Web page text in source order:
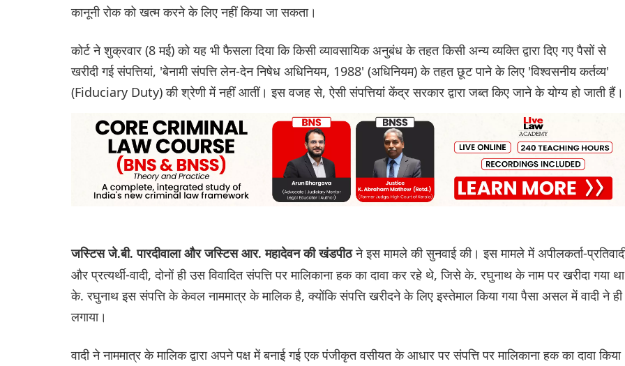
कानूनी रोक को खत्म करने के लिए नहीं किया जा सकता।
कोर्ट ने शुक्रवार (8 मई) को यह भी फैसला दिया कि किसी व्यावसायिक अनुबंध के तहत किसी अन्य व्यक्ति द्वारा दिए गए पैसों से
खरीदी गई संपत्तियां, 'बेनामी संपत्ति लेन-देन निषेध अधिनियम, 1988' (अधिनियम) के तहत छूट पाने के लिए 'विश्वसनीय कर्तव्य'
(Fiduciary Duty) की श्रेणी में नहीं आतीं। इस वजह से, ऐसी संपत्तियां केंद्र सरकार द्वारा जब्त किए जाने के योग्य हो जाती हैं।
जस्टिस जे.बी. पारदीवाला और जस्टिस आर. महादेवन की खंडपीठने इस मामले की सुनवाई की। इस मामले में अपीलकर्ता-
और प्रत्यर्थी-वादी, दोनों ही उस विवादित संपत्ति पर मालिकाना हक का दावा कर रहे थे, जिसे के. रघुनाथ के नाम पर खरीदा गया
के. रघुनाथ इस संपत्ति के केवल नाममात्र के मालिक है, क्योंकि संपत्ति खरीदने के लिए इस्तेमाल किया गया पैसा असल में वादी ने ही
लगाया।
वादी ने नाममात्र के मालिक द्वारा अपने पक्ष में बनाई गई एक पंजीकृत वसीयत के आधार पर संपत्ति पर मालिकाना हक का दावा